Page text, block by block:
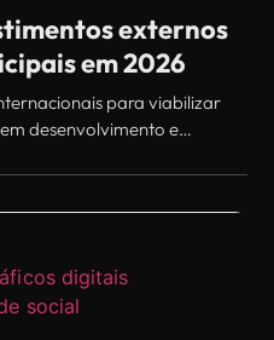
externos
em 2026
para viabilizar
desenvolvimento e